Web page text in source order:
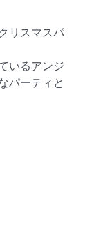
リスマスパ
いるアンジ
パーティと